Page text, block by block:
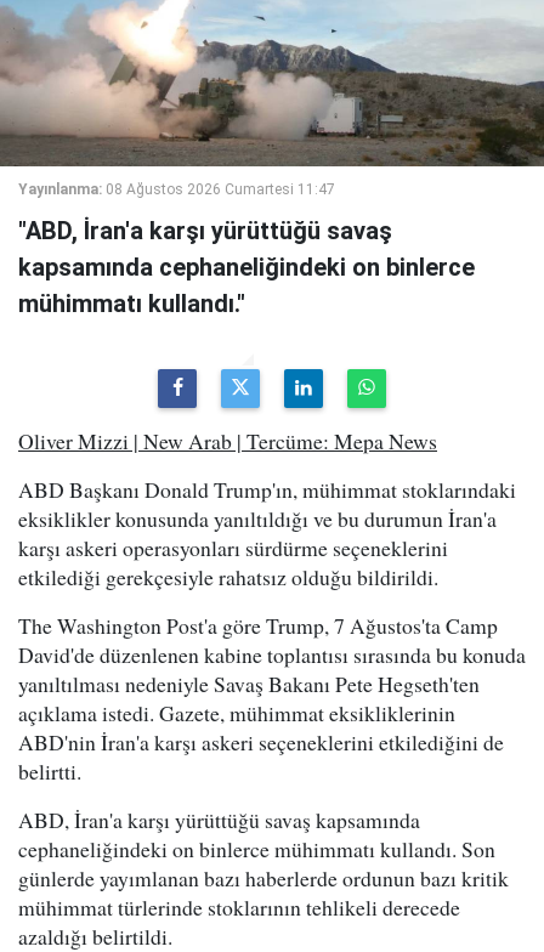
Yayınlanma: 08 Ağustos 2026 Cumartesi 11:47
"ABD, İran'a karşı yürüttüğü savaş
kapsamında cephaneliğindeki on binlerce
mühimmatı kullandı."
Oliver Mizzi | New Arab | Tercüme: Mepa News
ABD Başkanı Donald Trump'ın, mühimmat stoklarındaki
eksiklikler konusunda yanıltıldığı ve bu durumun İran'a
karşı askeri operasyonları sürdürme seçeneklerini
etkilediği gerekçesiyle rahatsız olduğu bildirildi.
The Washington Post'a göre Trump, 7 Ağustos'ta Camp
David'de düzenlenen kabine toplantısı sırasında bu konuda
yanıltılması nedeniyle Savaş Bakanı Pete Hegseth'ten
açıklama istedi. Gazete, mühimmat eksikliklerinin
ABD'nin İran'a karşı askeri seçeneklerini etkilediğini de
belirtti.
ABD, İran'a karşı yürüttüğü savaş kapsamında
cephaneliğindeki on binlerce mühimmatı kullandı. Son
günlerde yayımlanan bazı haberlerde ordunun bazı kritik
mühimmat türlerinde stoklarının tehlikeli derecede
azaldığı belirtildi.